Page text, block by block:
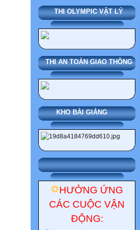
THI OLYMPIC VẬT LÝ
THI AN TOÀN GIAO THÔNG
KHO BÀI GIẢNG
HƯỞNG ỨNG
CÁC CUỘC VẬN
ĐỘNG: